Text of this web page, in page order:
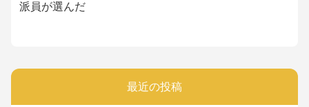
派員が選んだ
最近の投稿